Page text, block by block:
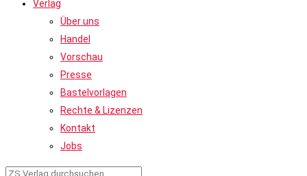
Verlag
Über uns
Handel
Vorschau
Presse
Bastelvorlagen
Rechte & Lizenzen
Kontakt
Jobs